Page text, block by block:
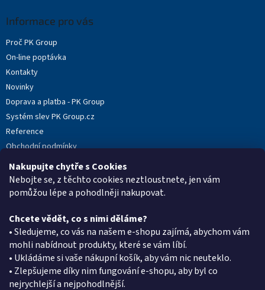
Nakupujte chytře s Cookies
Nebojte se, z těchto cookies neztloustnete, jen vám
pomůžou lépe a pohodlněji nakupovat.
Chcete vědět, co s nimi děláme?
• Sledujeme, co vás na našem e-shopu zajímá, abychom vám
mohli nabídnout produkty, které se vám líbí.
• Ukládáme si vaše nákupní košík, aby vám nic neuteklo.
• Zlepšujeme díky nim fungování e-shopu, aby byl co
nejrychlejší a nejpohodlnější.
Informace pro vás
Proč PK Group
On-line poptávka
Kontakty
Novinky
Doprava a platba - PK Group
Systém slev PK Group.cz
Reference
Obchodní podmínky
Podmínky ochrany osobních údajů
Reklamační protokol
Kontakt
eshop@pkgroup.cz
+420603331993
+420734621131